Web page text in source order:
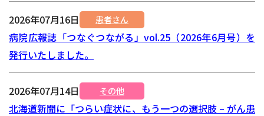
2026年07月16日 患者さん
病院広報誌「つなぐつながる」vol.25（2026年6月号）を
発行いたしました。
2026年07月14日 その他
北海道新聞に「つらい症状に、もう一つの選択肢 – がん患